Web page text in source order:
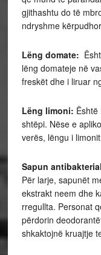
gjithashtu do të
ndryshme
Lëng domate:
lëng domateje në
freskët dhe i liruar
Lëng limoni:
shtëpi. Nëse e
verës, lëngu i
Sapun
Për larje, sapunët
ekstrakt neem dhe
rregullta. Personat
përdorin
shkaktojnë kruajtje